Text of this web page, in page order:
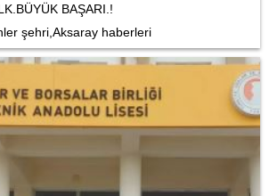
BAŞARI.!
şehri,Aksaray haberleri